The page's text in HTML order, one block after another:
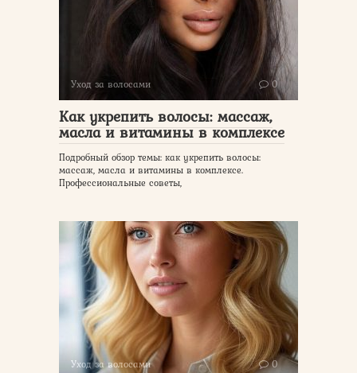
Уход за волосами 0
Как укрепить волосы: массаж,
масла и витамины в комплексе
Подробный обзор темы: как укрепить волосы:
массаж, масла и витамины в комплексе.
Профессиональные советы,
Уход за волосами 0